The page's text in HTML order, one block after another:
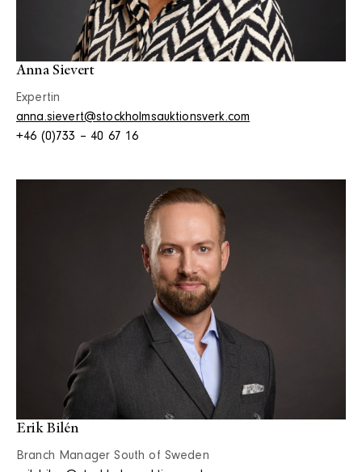
Anna Sievert
Expertin
anna.sievert@stockholmsauktionsverk.com
+46 (0)733 – 40 67 16
Erik Bilén
Branch Manager South of Sweden